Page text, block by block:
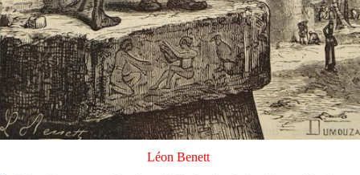
Léon Benett